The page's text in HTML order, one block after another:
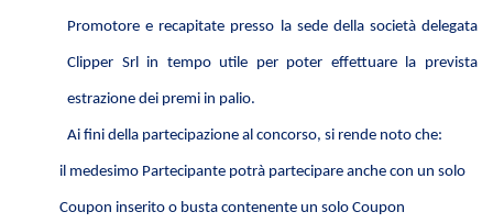
Promotore e recapitate presso la sede della società delegata
Clipper Srl in tempo utile per poter effettuare la prevista
estrazione dei premi in palio.
Ai fini della partecipazione al concorso, si rende noto che:
il medesimo Partecipante potrà partecipare anche con un solo
Coupon inserito o busta contenente un solo Coupon